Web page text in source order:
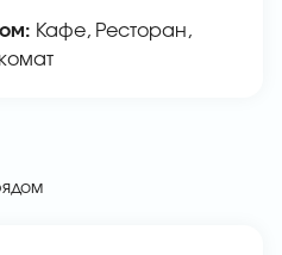
Кафе, Ресторан,